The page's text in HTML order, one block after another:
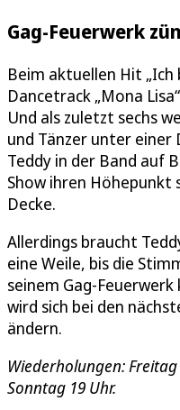
Gag-Feuerwerk
Beim aktuellen Hit „Ich
Dancetrack „Mona
Und als zuletzt sechs
und Tänzer unter einer
Teddy in der Band auf
Show ihren
Decke.
Allerdings braucht
eine Weile, bis die
seinem Gag-
wird sich bei den
ändern.
Wiederholungen:
Sonntag 19 Uhr.